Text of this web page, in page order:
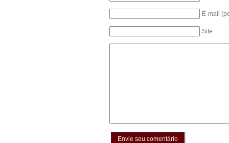
E-mail
Site
Envie seu comentário